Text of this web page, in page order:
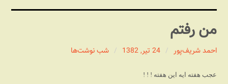
درباره این وبلاگ
مجله شبکه
پندهای یونیکسی استاد «فو»
من رفتم
احمد شریف‌پور 24 تیر, 1382 شب نوشت‌ها
عجب هفته ایه این هفته ! ! !